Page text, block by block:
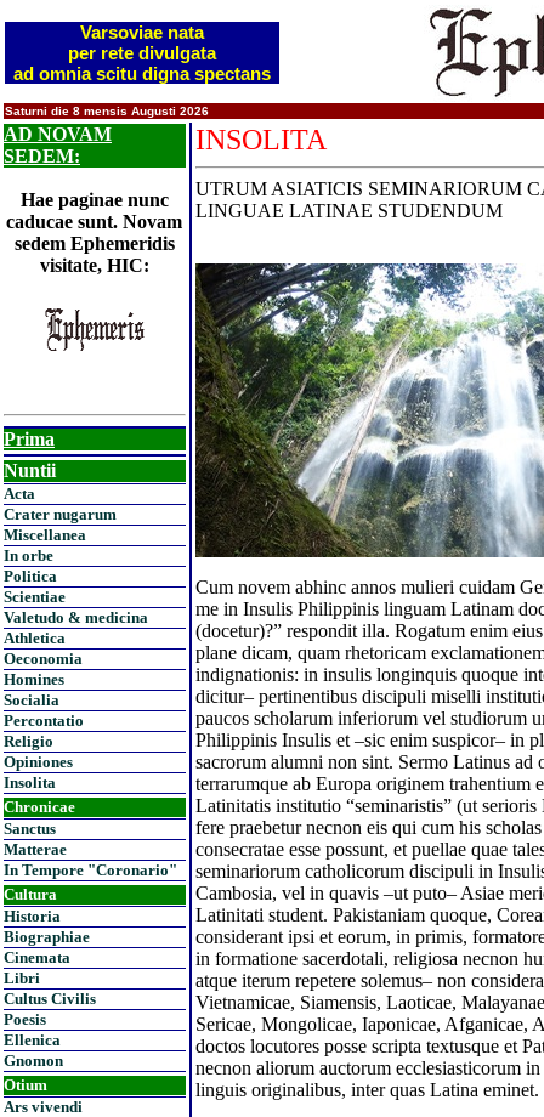
Varsoviae nata
per rete divulgata
ad omnia scitu digna spectans
Saturni die 8 mensis Augusti 2026
AD NOVAM
SEDEM:
Hae paginae nunc
caducae sunt. Novam
sedem Ephemeridis
visitate, HIC:
Prima
Nuntii
Acta
Crater nugarum
Miscellanea
In orbe
Politica
Scientiae
Valetudo & medicina
Athletica
Oeconomia
Homines
Socialia
Percontatio
Religio
Opiniones
Insolita
Chronicae
Sanctus
Matterae
In Tempore "Coronario"
Cultura
Historia
Biographiae
Cinemata
Libri
Cultus Civilis
Poesis
Ellenica
Gnomon
Otium
Ars vivendi
INSOLITA
UTRUM ASIATICIS SEMINARIORUM
LINGUAE LATINAE STUDENDUM
Cum novem abhinc annos mulieri cuidam
me in Insulis Philippinis linguam Latinam
(docetur)?” respondit illa. Rogatum enim
plane dicam, quam rhetoricam
indignationis: in insulis longinquis quoque
dicitur– pertinentibus discipuli miselli
paucos scholarum inferiorum vel studiorum
Philippinis Insulis et –sic enim suspicor– in
sacrorum alumni non sint. Sermo Latinus
terrarumque ab Europa originem trahentium
Latinitatis institutio “seminaristis” (ut
fere praebetur necnon eis qui cum his
consecratae esse possunt, et puellae quae
seminariorum catholicorum discipuli in
Cambosia, vel in quavis –ut puto– Asiae
Latinitati student. Pakistaniam quoque,
considerant ipsi et eorum, in primis,
in formatione sacerdotali, religiosa necnon
atque iterum repetere solemus– non
Vietnamicae, Siamensis, Laoticae,
Sericae, Mongolicae, Iaponicae, Afganicae,
doctos locutores posse scripta textusque et
necnon aliorum auctorum ecclesiasticorum
linguis originalibus, inter quas Latina eminet.